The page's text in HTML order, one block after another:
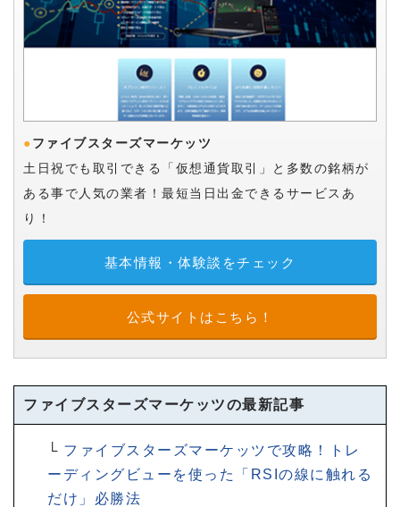
●ファイブスターズマーケッツ
土日祝でも取引できる「仮想通貨取引」と多数の銘柄が
ある事で人気の業者！最短当日出金できるサービスあ
り！
基本情報・体験談をチェック
公式サイトはこちら！
ファイブスターズマーケッツの最新記事
└ ファイブスターズマーケッツで攻略！トレ
ーディングビューを使った「RSIの線に触れる
だけ」必勝法